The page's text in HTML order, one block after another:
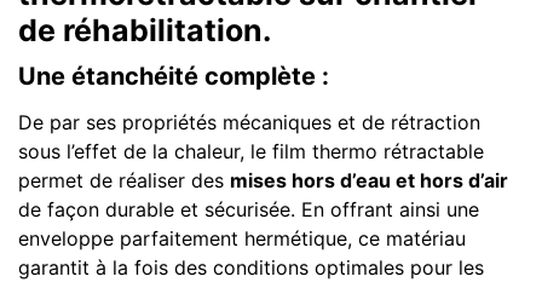
de réhabilitation.
Une étanchéité complète :
De par ses propriétés mécaniques et de rétraction
sous l’effet de la chaleur, le film thermo rétractable
permet de réaliser des mises hors d’eau et hors d’air
de façon durable et sécurisée. En offrant ainsi une
enveloppe parfaitement hermétique, ce matériau
garantit à la fois des conditions optimales pour les